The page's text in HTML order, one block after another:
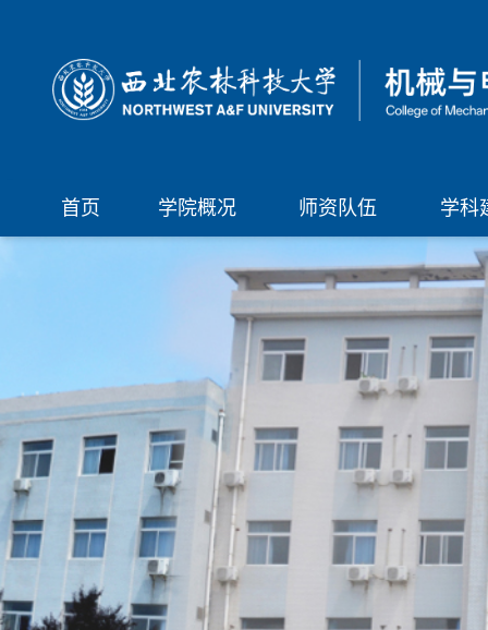
首页 学院概况 师资队伍 学科